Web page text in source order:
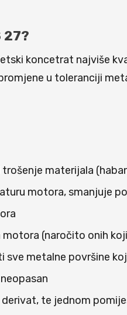
27?
koncetrat najviše
u toleranciji
materijala
motora, smanjuje
(naročito onih
metalne površine
te jednom